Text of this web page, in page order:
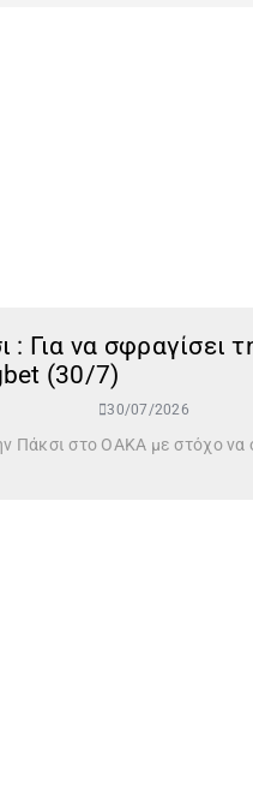
: Για να σφραγίσει
(30/7)
30/07/2026
Πάκσι στο ΟΑΚΑ με στόχο